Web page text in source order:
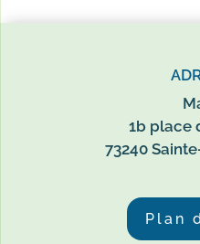
1b place
73240
Plan